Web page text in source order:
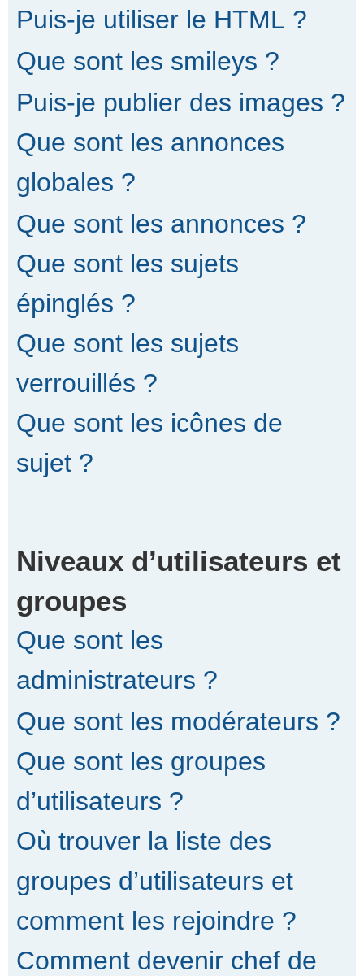
Puis-je utiliser le HTML ?
Que sont les smileys ?
Puis-je publier des images ?
Que sont les annonces
globales ?
Que sont les annonces ?
Que sont les sujets
épinglés ?
Que sont les sujets
verrouillés ?
Que sont les icônes de
sujet ?
Niveaux d’utilisateurs et
groupes
Que sont les
administrateurs ?
Que sont les modérateurs ?
Que sont les groupes
d’utilisateurs ?
Où trouver la liste des
groupes d’utilisateurs et
comment les rejoindre ?
Comment devenir chef de